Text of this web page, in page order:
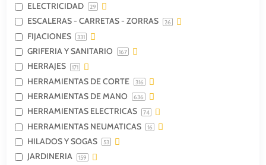
ELECTRICIDAD 29
ESCALERAS - CARRETAS - ZORRAS 26
FIJACIONES 331
GRIFERIA Y SANITARIO 167
HERRAJES 171
HERRAMIENTAS DE CORTE 316
HERRAMIENTAS DE MANO 636
HERRAMIENTAS ELECTRICAS 74
HERRAMIENTAS NEUMATICAS 16
HILADOS Y SOGAS 53
JARDINERIA 159